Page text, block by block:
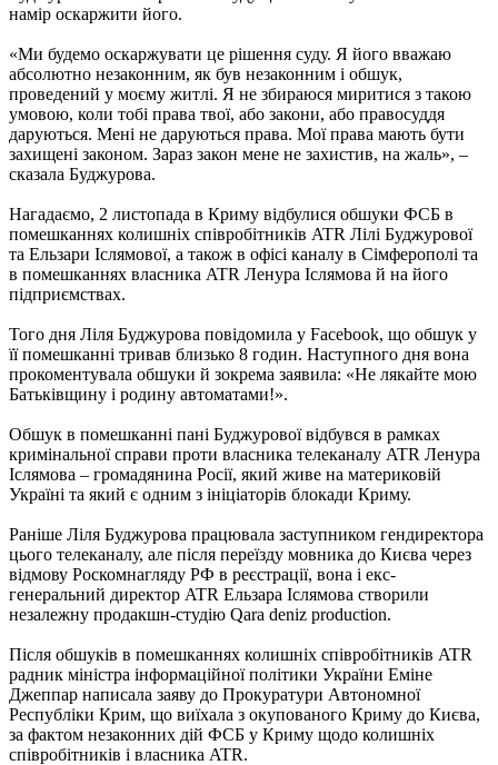
намір оскаржити його.
«Ми будемо оскаржувати це рішення суду. Я його вважаю
абсолютно незаконним, як був незаконним і обшук,
проведений у моєму житлі. Я не збираюся миритися з такою
умовою, коли тобі права твої, або закони, або правосуддя
даруються. Мені не даруються права. Мої права мають бути
захищені законом. Зараз закон мене не захистив, на жаль», –
сказала Буджурова.
Нагадаємо, 2 листопада в Криму відбулися обшуки ФСБ в
помешканнях колишніх співробітників ATR Лілі Буджурової
та Ельзари Іслямової, а також в офісі каналу в Сімферополі та
в помешканнях власника ATR Ленура Іслямова й на його
підприємствах.
Того дня Ліля Буджурова повідомила у Facebook, що обшук у
її помешканні тривав близько 8 годин. Наступного дня вона
прокоментувала обшуки й зокрема заявила: «Не лякайте мою
Батьківщину і родину автоматами!».
Обшук в помешканні пані Буджурової відбувся в рамках
кримінальної справи проти власника телеканалу ATR Ленура
Іслямова – громадянина Росії, який живе на материковій
Україні та який є одним з ініціаторів блокади Криму.
Раніше Ліля Буджурова працювала заступником гендиректора
цього телеканалу, але після переїзду мовника до Києва через
відмову Роскомнагляду РФ в реєстрації, вона і екс-
генеральний директор ATR Ельзара Іслямова створили
незалежну продакшн-студію Qara deniz production.
Після обшуків в помешканнях колишніх співробітників ATR
радник міністра інформаційної політики України Еміне
Джеппар написала заяву до Прокуратури Автономної
Республіки Крим, що виїхала з окупованого Криму до Києва,
за фактом незаконних дій ФСБ у Криму щодо колишніх
співробітників і власника ATR.